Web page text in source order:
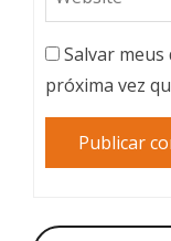
Salvar
próxima vez